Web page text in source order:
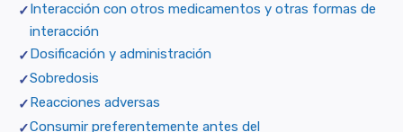
Interacción con otros medicamentos y otras formas de
interacción
Dosificación y administración
Sobredosis
Reacciones adversas
Consumir preferentemente antes del